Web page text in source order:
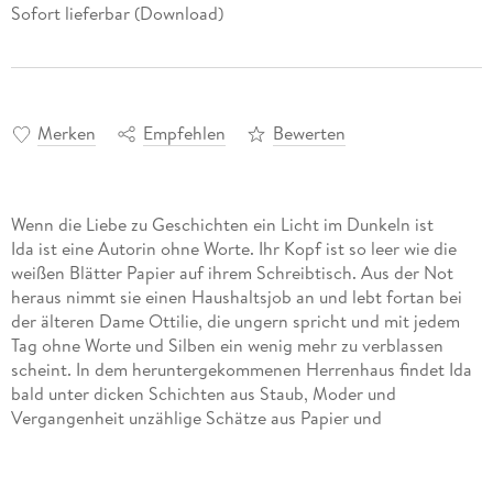
Sofort lieferbar (Download)
Merken Empfehlen Bewerten
Wenn die Liebe zu Geschichten ein Licht im Dunkeln ist
Ida ist eine Autorin ohne Worte. Ihr Kopf ist so leer wie die
weißen Blätter Papier auf ihrem Schreibtisch. Aus der Not
heraus nimmt sie einen Haushaltsjob an und lebt fortan bei
der älteren Dame Ottilie, die ungern spricht und mit jedem
Tag ohne Worte und Silben ein wenig mehr zu verblassen
scheint. In dem heruntergekommenen Herrenhaus findet Ida
bald unter dicken Schichten aus Staub, Moder und
Vergangenheit unzählige Schätze aus Papier und